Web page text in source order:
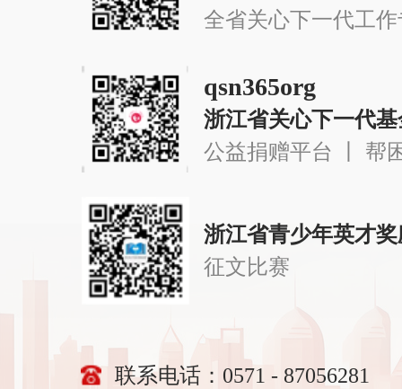
全省关心下一代工
qsn365org
浙江省关心下一代
公益捐赠平台 丨 帮
浙江省青少年英才
征文比赛
联系电话：0571 - 87056281